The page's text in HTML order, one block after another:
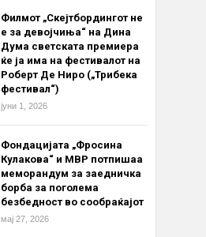
Филмот „Скејтбордингот не
е за девојчиња“ на Дина
Дума светската премиера
ќе ја има на фестивалот на
Роберт Де Ниро („Трибека
фестивал“)
јуни 1, 2026
Фондацијата „Фросина
Кулакова“ и МВР потпишаа
меморандум за заедничка
борба за поголема
безбедност во сообраќајот
мај 27, 2026